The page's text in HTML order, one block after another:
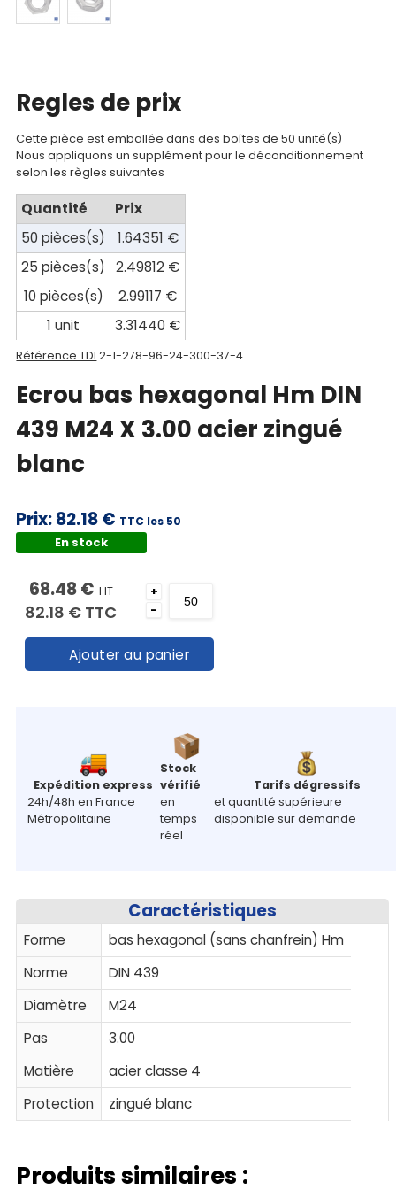
compte
Contact
Regles de prix
Cette pièce est emballée dans des boîtes de 50 unité(s)
Nous appliquons un supplément pour le déconditionnement
selon les règles suivantes
Quantité
Prix
50 pièces(s)
1.64351 €
25 pièces(s)
2.49812 €
10 pièces(s)
2.99117 €
1 unit
3.31440 €
Référence TDI 2-1-278-96-24-300-37-4
Ecrou bas hexagonal Hm DIN
439 M24 X 3.00 acier zingué
blanc
Prix:82.18 € TTC les 50
En stock
68.48 € HT
82.18 € TTC
+
-
Ajouter au panier
Expédition express
24h/48h en France
Métropolitaine
Stock
vérifié
en
temps
réel
Tarifs dégressifs
et quantité supérieure
disponible sur demande
Caractéristiques
Forme
bas hexagonal (sans chanfrein) Hm
Norme
DIN 439
Diamètre
M24
Pas
3.00
Matière
acier classe 4
Protection
zingué blanc
Produits similaires :